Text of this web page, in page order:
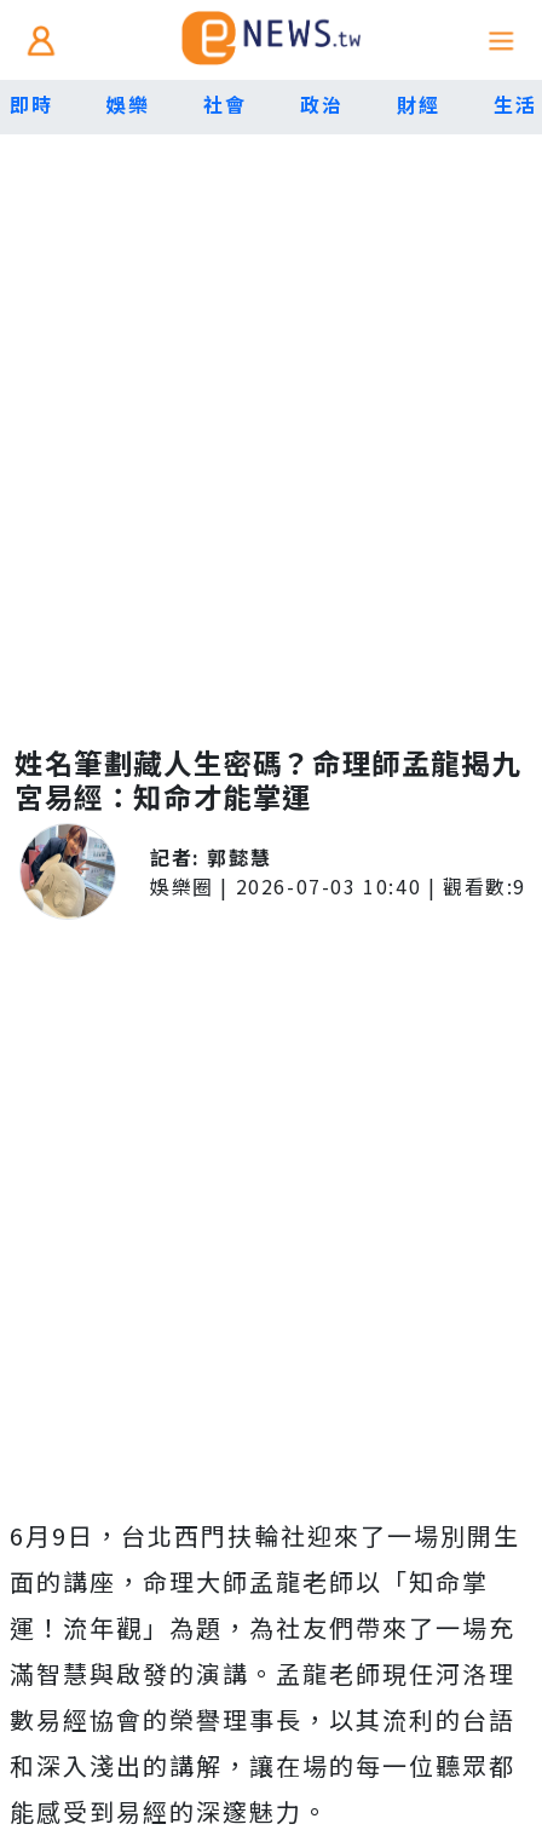
即時 娛樂 社會 政治 財經 生活
姓名筆劃藏人生密碼？命理師孟龍揭九
宮易經：知命才能掌運
記者:郭懿慧
娛樂圈 | 2026-07-03 10:40 | 觀看數:9
6月9日，台北西門扶輪社迎來了一場別開生
面的講座，命理大師孟龍老師以「知命掌
運！流年觀」為題，為社友們帶來了一場充
滿智慧與啟發的演講。孟龍老師現任河洛理
數易經協會的榮譽理事長，以其流利的台語
和深入淺出的講解，讓在場的每一位聽眾都
能感受到易經的深邃魅力。